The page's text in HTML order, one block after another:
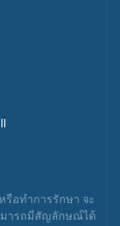
รือทำการรักษา จะ
ารถมีสัญลักษณ์ได้